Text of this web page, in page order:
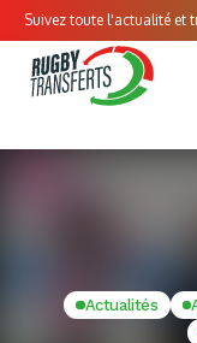
Suivez toute l'actualité et
Actualités